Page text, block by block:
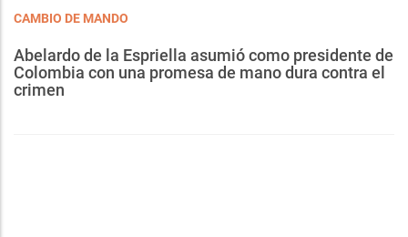
CAMBIO DE MANDO
Abelardo de la Espriella asumió como presidente de
Colombia con una promesa de mano dura contra el
crimen